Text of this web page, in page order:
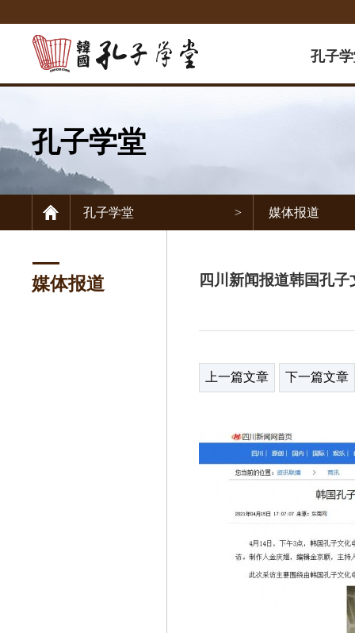
孔子
志愿者
孔子学堂
孔子学堂 > 媒体报道
媒体报道 四川新闻报道韩国孔
上一篇文章 下一篇文章